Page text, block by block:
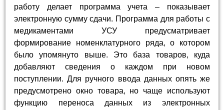
работу делает программа учета – показывает
электронную сумму сдачи. Программа для работы с
медикаментами УСУ предусматривает
формирование номенклатурного ряда, о котором
было упомянуто выше. Это база товаров, куда
добавляют сведения о каждом при новом
поступлении. Для ручного ввода данных опять же
предусмотрено окно товара, но чаще используют
функцию переноса данных из электронных